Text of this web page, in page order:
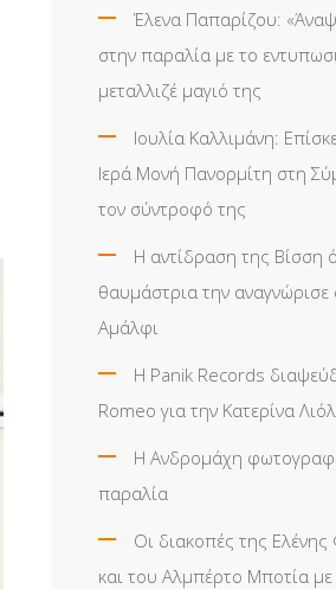
Έλενα Παπαρίζου:
στην παραλία με το
μεταλλιζέ μαγιό της
Ιουλία Καλλιμάνη:
Ιερά Μονή Πανορμίτη στη
τον σύντροφό της
Η αντίδραση της Βίσση
θαυμάστρια την αναγνώρισε
Αμάλφι
Η Panik Records
Romeo για την Κατερίνα
Η Ανδρομάχη
παραλία
Οι διακοπές της
και του Αλμπέρτο Μποτία με